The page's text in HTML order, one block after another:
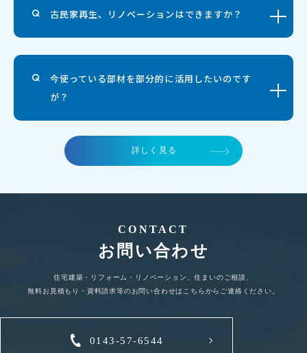
古民家再生、リノベーションはできますか？
今使っている部材を部分的に活用したいのです
が？
詳しく見る
CONTACT
お問い合わせ
住宅建築・リフォーム・リノベーション、住まいのご相談、
無料お見積もり・資料請求等のお問い合わせはこちらからご連絡ください。
0143-57-6544